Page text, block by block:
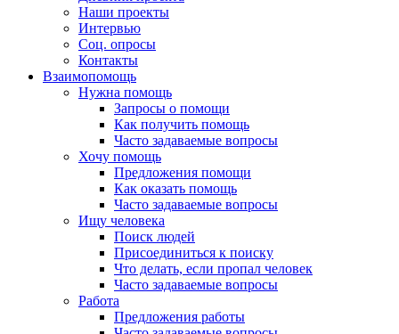
Наши проекты
Интервью
Соц. опросы
Контакты
Взаимопомощь
Нужна помощь
Запросы о помощи
Как получить помощь
Часто задаваемые вопросы
Хочу помощь
Предложения помощи
Как оказать помощь
Часто задаваемые вопросы
Ищу человека
Поиск людей
Присоединиться к поиску
Что делать, если пропал человек
Часто задаваемые вопросы
Работа
Предложения работы